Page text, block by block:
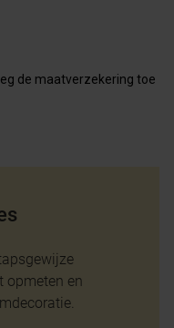
de maatverzekering toe
opmeten en